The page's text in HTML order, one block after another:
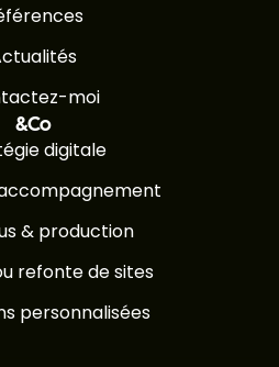
moi
&Co
digitale
& production
refonte de sites
personnalisées